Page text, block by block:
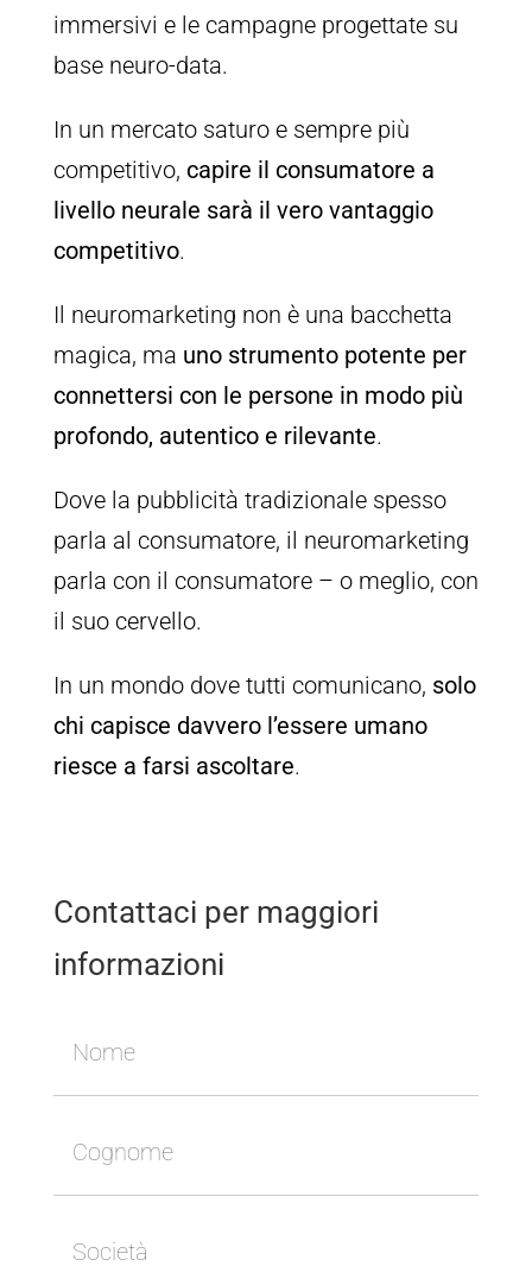
immersivi e le campagne progettate su
base neuro-data.
In un mercato saturo e sempre più
competitivo, capire il consumatore a
livello neurale sarà il vero vantaggio
competitivo.
Il neuromarketing non è una bacchetta
magica, ma uno strumento potente per
connettersi con le persone in modo più
profondo, autentico e rilevante.
Dove la pubblicità tradizionale spesso
parla al consumatore, il neuromarketing
parla con il consumatore – o meglio, con
il suo cervello.
In un mondo dove tutti comunicano, solo
chi capisce davvero l’essere umano
riesce a farsi ascoltare.
Contattaci per maggiori
informazioni